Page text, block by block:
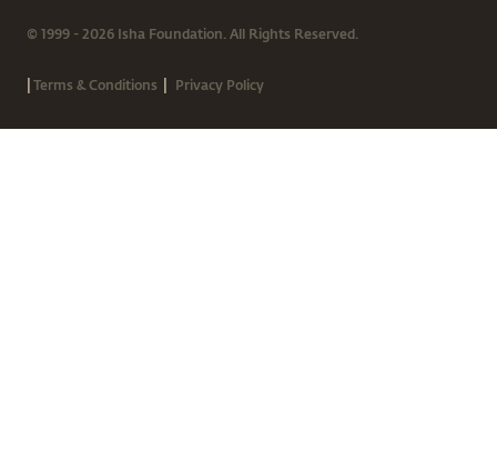
© 1999 - 2026 Isha Foundation. All Rights Reserved.
|Terms & Conditions | Privacy Policy